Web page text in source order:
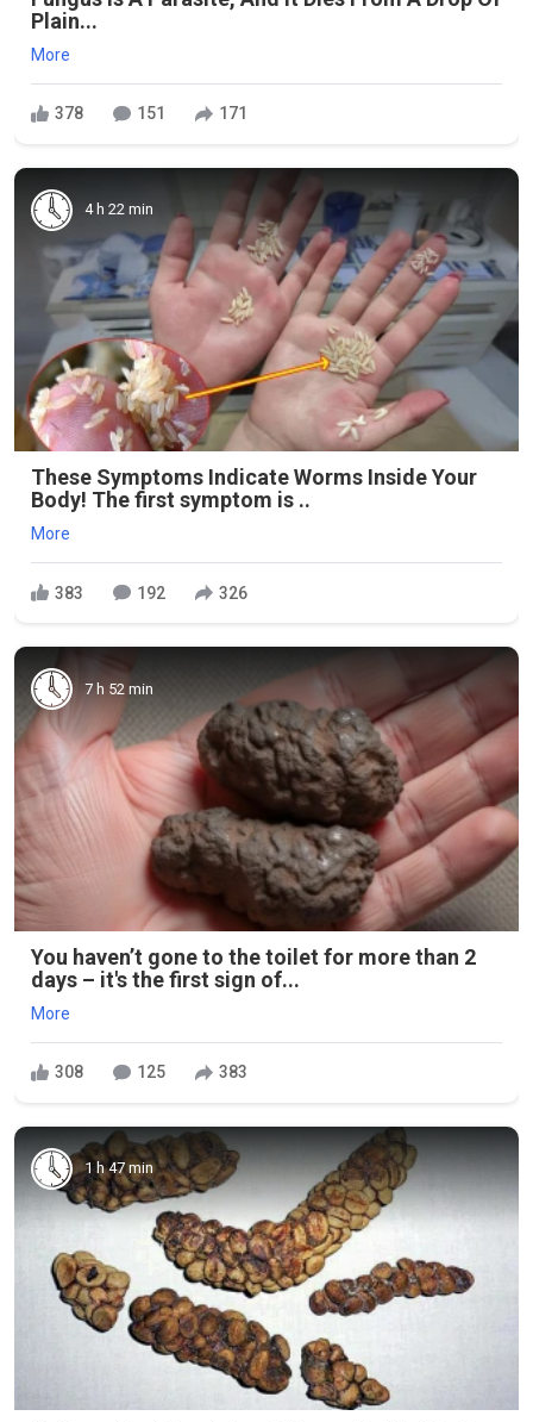
Plain...
More
378 151 171
4 h 22 min
These Symptoms Indicate Worms Inside Your
Body! The first symptom is ..
More
383 192 326
7 h 52 min
You haven’t gone to the toilet for more than 2
days – it's the first sign of...
More
308 125 383
1 h 47 min